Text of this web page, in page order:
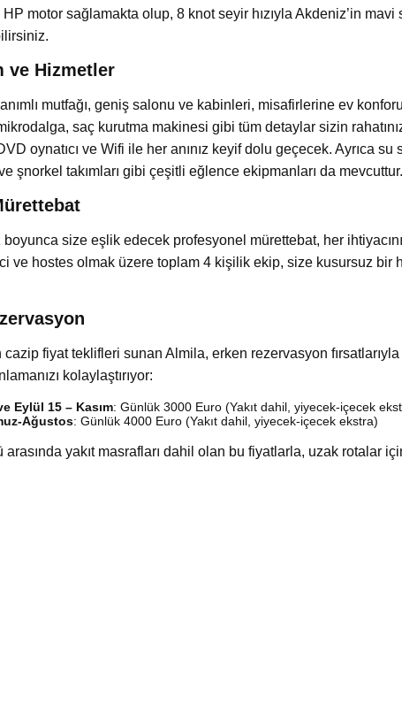
motor sağlamakta olup, 8 knot seyir hızıyla Akdeniz’in mavi
ve Hizmetler
mutfağı, geniş salonu ve kabinleri, misafirlerine ev
saç kurutma makinesi gibi tüm detaylar sizin
oynatıcı ve Wifi ile her anınız keyif dolu geçecek. Ayrıca su
şnorkel takımları gibi çeşitli eğlence ekipmanları da mevcuttur.
size eşlik edecek profesyonel mürettebat, her
ve hostes olmak üzere toplam 4 kişilik ekip, size kusursuz bir
cazip fiyat teklifleri sunan Almila, erken rezervasyon
kolaylaştırıyor:
Eylül 15 – Kasım: Günlük 3000 Euro (Yakıt dahil, yiyecek-içecek
Ağustos: Günlük 4000 Euro (Yakıt dahil, yiyecek-içecek ekstra)
yakıt masrafları dahil olan bu fiyatlarla, uzak rotalar